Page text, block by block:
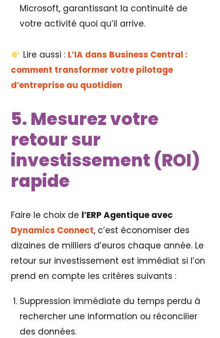
Microsoft, garantissant la continuité de
votre activité quoi qu’il arrive.
Lire aussi : L’IA dans Business Central :
comment transformer votre pilotage
d’entreprise au quotidien
5. Mesurez votre
retour sur
investissement (ROI)
rapide
Faire le choix de l’ERP Agentique avec
Dynamics Connect, c’est économiser des
dizaines de milliers d’euros chaque année. Le
retour sur investissement est immédiat si l’on
prend en compte les critères suivants :
Suppression immédiate du temps perdu à
rechercher une information ou réconcilier
des données.